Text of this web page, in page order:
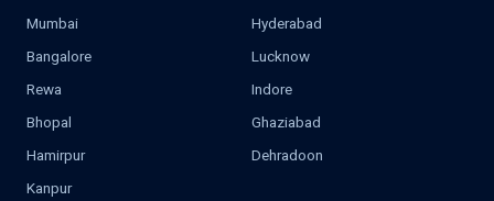
Mumbai
Hyderabad
Bangalore
Lucknow
Rewa
Indore
Bhopal
Ghaziabad
Hamirpur
Dehradoon
Kanpur